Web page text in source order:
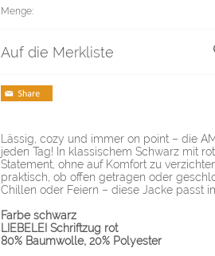
Menge:
Auf die Merkliste
Lässig, cozy und immer on point – die
jeden Tag! In klassischem Schwarz mit
Statement, ohne auf Komfort zu
praktisch, ob offen getragen oder
Chillen oder Feiern – diese Jacke passt
Farbe schwarz
LIEBELEI Schriftzug rot
80% Baumwolle, 20% Polyester